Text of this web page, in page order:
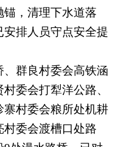
锚，清理下水道落
排人员守点安全提
群良村委会高铁涵
委会打犁洋公路、
村委会粮所处机耕
委会渡槽口处路